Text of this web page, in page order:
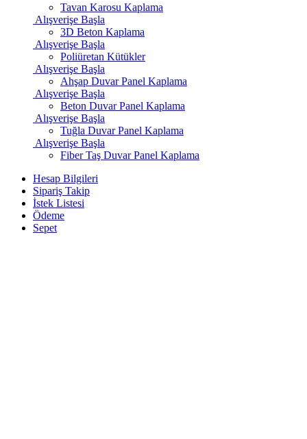
Tavan Karosu Kaplama
Alışverişe Başla
3D Beton Kaplama
Alışverişe Başla
Poliüretan Kütükler
Alışverişe Başla
Ahşap Duvar Panel Kaplama
Alışverişe Başla
Beton Duvar Panel Kaplama
Alışverişe Başla
Tuğla Duvar Panel Kaplama
Alışverişe Başla
Fiber Taş Duvar Panel Kaplama
Hesap Bilgileri
Sipariş Takip
İstek Listesi
Ödeme
Sepet